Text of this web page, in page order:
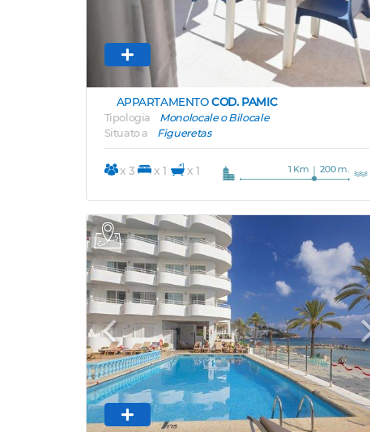
APPARTAMENTOCOD. PAMIC
Tipologia
Monolocale o Bilocale
Situato a
Figueretas
x 3 x 1 x 1 1 Km 200 m.
Previous